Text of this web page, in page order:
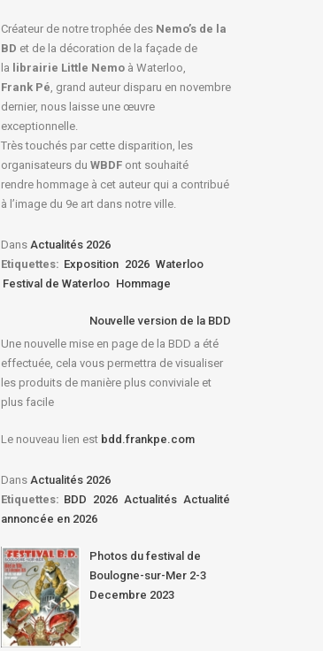
Créateur de notre trophée des Nemo’s de la
BD et de la décoration de la façade de
la librairie Little Nemoà Waterloo,
Frank Pé, grand auteur disparu en novembre
dernier, nous laisse une œuvre
exceptionnelle.
Très touchés par cette disparition, les
organisateurs du WBDF ont souhaité
rendre hommage à cet auteur qui a contribué
à l’image du 9e art dans notre ville.
Dans Actualités 2026
Etiquettes: Exposition 2026 Waterloo
Festival de Waterloo Hommage
Nouvelle version de la BDD
Une nouvelle mise en page de la BDD a été
effectuée, cela vous permettra de visualiser
les produits de manière plus conviviale et
plus facile
Le nouveau lien est bdd.frankpe.com
Dans Actualités 2026
Etiquettes: BDD 2026 Actualités Actualité
annoncée en 2026
Photos du festival de
Boulogne-sur-Mer 2-3
Decembre 2023